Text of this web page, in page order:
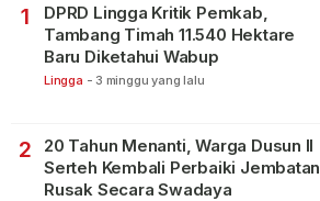
1
DPRD Lingga Kritik Pemkab,
Tambang Timah 11.540 Hektare
Baru Diketahui Wabup
Lingga - 3 minggu yang lalu
2
20 Tahun Menanti, Warga Dusun II
Serteh Kembali Perbaiki Jembatan
Rusak Secara Swadaya